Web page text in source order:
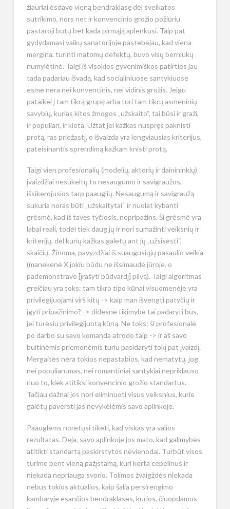
žiauriai ėsdavo vieną bendraklasę dėl sveikatos
sutrikimo, nors net ir konvencinio grožio požiūriu
pastaroji būtų bet kada pirmąją aplenkusi. Taip pat
gydydamasi vaikų sanatorijoje pastebėjau, kad viena
mergina, turinti matomų defektų, buvo visų berniukų
numylėtinė. Taigi iš visokios gyvenimiškos patirties jau
tada padariau išvadą, kad socialiniuose santykiuose
esmė nėra nei konvencinis, nei vidinis grožis. Jeigu
pataikei į tam tikrą grupę arba turi tam tikrų asmeninių
savybių, kurias kitos žmogos „užskaito“, tai būsi ir graži,
ir populiari, ir kieta. Užtat jei kažkas nuspręs paknisti
protą, ras priežastį, o išvaizda yra lengviausias kriterijus,
pateisinantis sprendimą kažkam knisti protą.
Taigi vien profesionalių (modelių, aktorių ir dainininkių)
įvaizdžiai nesukeltų to nesaugumo ir savigraužos,
išsikerojusios tarp paauglių. Nesaugumą ir savigraužą
sukuria noras būti „užskaitytai“ ir nuolat kybanti
grėsmė, kad iš tavęs tyčiosis, nepripažins. Ši grėsmė yra
labai reali, todėl tiek daug jų ir nori sumažinti veiksnių ir
kriterijų, dėl kurių kažkas galėtų ant jų „užsisėsti“,
skaičių. Žinoma, pavyzdžiai iš suaugusiųjų pasaulio veikia
(manekenė X jokiu būdu ne išsimaudė jūroje, o
pademonstravo [įrašyti būdvardį] pilvą). Taigi algoritmas
greičiau yra toks: tam tikro tipo kūnai visuomenėje yra
privilegijuojami virš kitų -> kaip man išvengti patyčių ir
įgyti pripažinimo? -> didesnė tikimybė tai padaryti bus,
jei turėsiu privilegijuotą kūną. Ne toks: ši profesionalė
po darbo su savo komanda atrodo taip -> ir aš savo
buitinėmis priemonėmis turiu pasidaryti tokį pat įvaizdį.
Mergaitės nėra tokios nepastabios, kad nematytų, jog
nei populiarumas, nei romantiniai santykiai nepriklauso
nuo to, kiek atitiksi konvencinio grožio standartus.
Tačiau dažnai jos nori eliminuoti visus veiksnius, kurie
galėtų paversti jas nevykėlėmis savo aplinkoje.
Paauglėms norėtųsi tikėti, kad viskas yra valios
rezultatas. Deja, savo aplinkoje jos mato, kad galimybės
atitikti standartą paskirstytos nevienodai. Turbūt visos
turime bent vieną pažįstamą, kuri kerta cepelinus ir
niekada nepriauga svorio. Tolimos žvaigždės niekada
nebus tokios aktualios, kaip šalia persirengimo
kambaryje esančios bendraklasės, kurios, čiuopdamos